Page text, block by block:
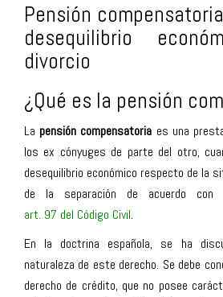
Pensión
desequilibrio
divorcio
¿Qué es la pensión
La pensión compensatoria es una
los ex cónyuges de parte del otro,
desequilibrio económico respecto de la
de la separación de acuerdo
art. 97 del Código Civil.
En la doctrina española, se ha
naturaleza de este derecho. Se debe
derecho de crédito, que no posee